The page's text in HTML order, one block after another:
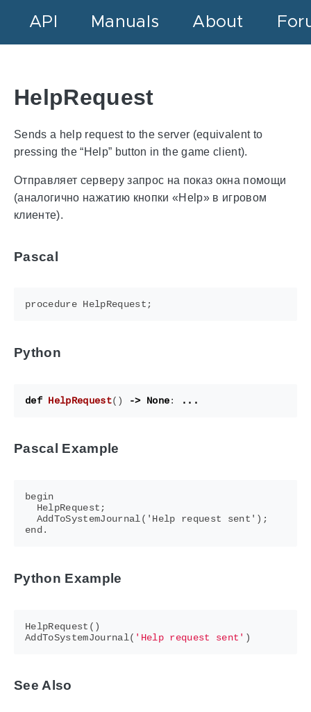
API Manuals About
HelpRequest
Sends a help request to the server (equivalent to
pressing the “Help” button in the game client).
Отправляет серверу запрос на показ окна помощи
(аналогично нажатию кнопки «Help» в игровом
клиенте).
Pascal
Python
def HelpRequest() -> None: ...
Pascal Example
begin
  HelpRequest;
  AddToSystemJournal('Help request sent');
Python Example
HelpRequest ()
AddToSystemJournal( 'Help request sent' )
See Also